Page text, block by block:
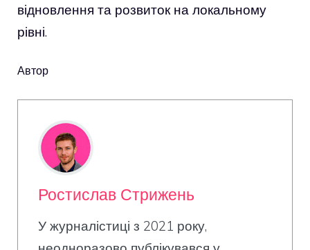
відновлення та розвиток на локальному
рівні.
Автор
Ростислав Стрижень
У журналістиці з 2021 року,